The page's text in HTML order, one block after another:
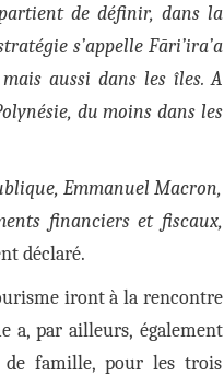
de définir, dans la
s’appelle Fāri’ira’a
aussi dans les îles. A
du moins dans les
Emmanuel Macron,
financiers et fiscaux,
déclaré.
iront à la rencontre
a, par ailleurs, également
de famille, pour les trois